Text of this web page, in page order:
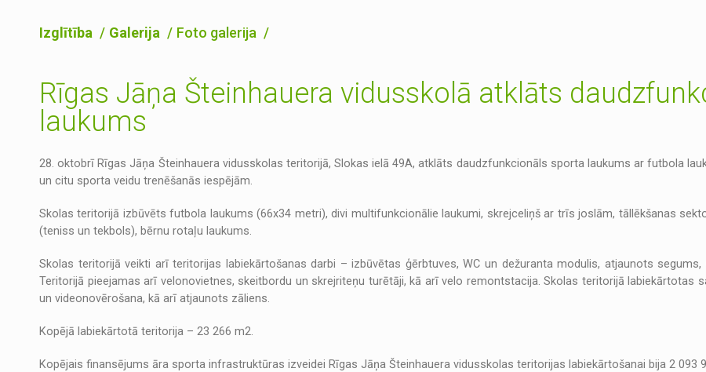
Izglītība Galerija Foto galerija
Rīgas Jāņa Šteinhauera vidusskolā atklāts
laukums
28. oktobrī Rīgas Jāņa Šteinhauera vidusskolas teritorijā, Slokas ielā 49A, atklāts daudzfunkcionāls sporta laukums ar futbola
un citu sporta veidu trenēšanās iespējām.
Skolas teritorijā izbūvēts futbola laukums (66x34 metri), divi multifunkcionālie laukumi, skrejceliņš ar trīs joslām, tāllēkšanas
(teniss un tekbols), bērnu rotaļu laukums.
Skolas teritorijā veikti arī teritorijas labiekārtošanas darbi – izbūvētas ģērbtuves, WC un dežuranta modulis, atjaunots
Teritorijā pieejamas arī velonovietnes, skeitbordu un skrejriteņu turētāji, kā arī velo remontstacija. Skolas teritorijā labiekārtotas
un videonovērošana, kā arī atjaunots zāliens.
Kopējā labiekārtotā teritorija – 23 266 m2.
Kopējais finansējums āra sporta infrastruktūras izveidei Rīgas Jāņa Šteinhauera vidusskolas teritorijas labiekārtošanai bija 2 093